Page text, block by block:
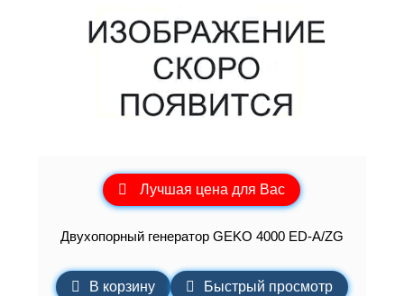
Лучшая цена для Вас
Двухопорный генератор GEKO 4000 ED-A/ZG
В корзину Быстрый просмотр